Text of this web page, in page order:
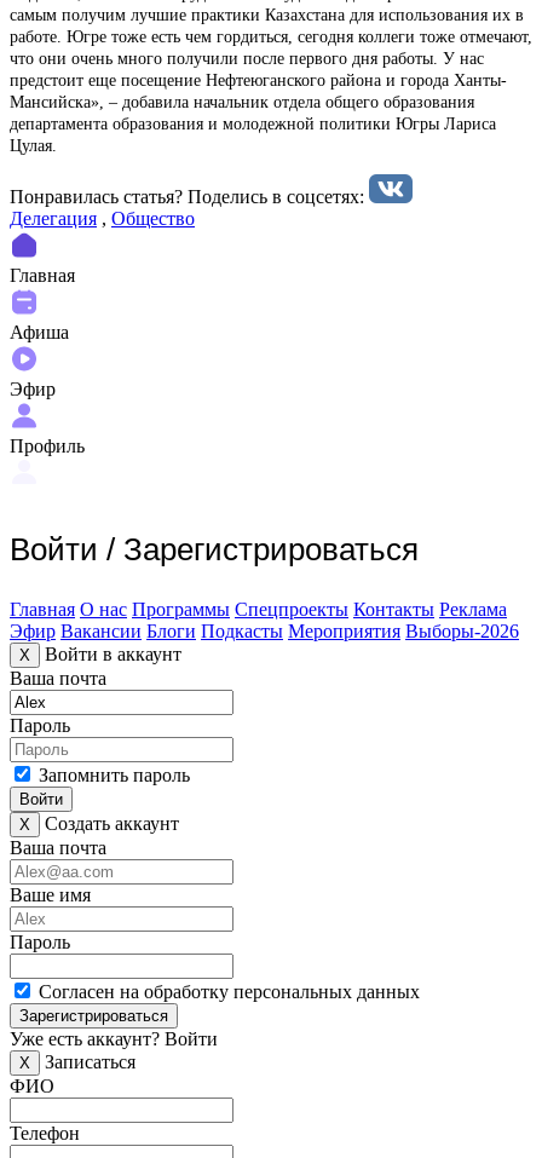
самым получим лучшие практики Казахстана для использования их в
работе. Югре тоже есть чем гордиться, сегодня коллеги тоже отмечают,
что они очень много получили после первого дня работы. У нас
предстоит еще посещение Нефтеюганского района и города Ханты-
Мансийска», – добавила начальник отдела общего образования
департамента образования и молодежной политики Югры Лариса
Цулая.
Понравилась статья? Поделиcь в соцсетях:
Делегация , Общество
Главная
Афиша
Эфир
Профиль
Войти / Зарегистрироваться
Главная О нас Программы Спецпроекты Контакты Реклама
Эфир Вакансии Блоги Подкасты Мероприятия Выборы-2026
X
Войти в аккаунт
Ваша почта
Пароль
Запомнить пароль
Войти
X
Создать аккаунт
Ваша почта
Ваше имя
Пароль
Согласен на обработку персональных данных
Зарегистрироваться
Уже есть аккаунт? Войти
X
Записаться
ФИО
Телефон